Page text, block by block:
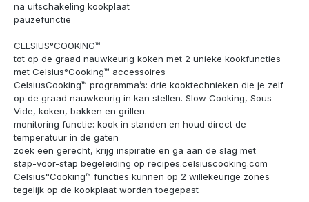
na uitschakeling kookplaat
pauzefunctie
CELSIUS°COOKING™
tot op de graad nauwkeurig koken met 2 unieke kookfuncties
met Celsius°Cooking™ accessoires
CelsiusCooking™ programma’s: drie kooktechnieken die je zelf
op de graad nauwkeurig in kan stellen. Slow Cooking, Sous
Vide, koken, bakken en grillen.
monitoring functie: kook in standen en houd direct de
temperatuur in de gaten
zoek een gerecht, krijg inspiratie en ga aan de slag met
stap-voor-stap begeleiding op recipes.celsiuscooking.com
Celsius°Cooking™ functies kunnen op 2 willekeurige zones
tegelijk op de kookplaat worden toegepast